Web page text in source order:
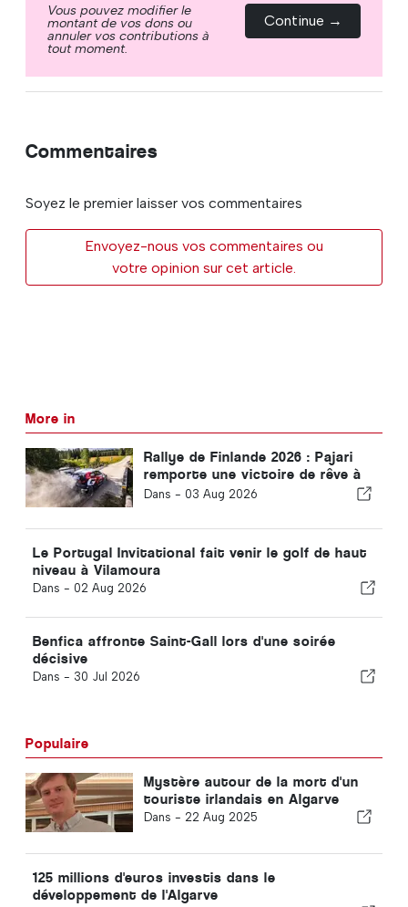
Vous pouvez modifier le
montant de vos dons ou
annuler vos contributions à
tout moment.
Continue →
Commentaires
Soyez le premier laisser vos commentaires
Envoyez-nous vos commentaires ou
votre opinion sur cet article.
More in
Rallye de Finlande 2026 : Pajari
remporte une victoire de rêve à
domicile
Dans - 03 Aug 2026
Le Portugal Invitational fait venir le golf de haut
niveau à Vilamoura
Dans - 02 Aug 2026
Benfica affronte Saint-Gall lors d'une soirée
décisive
Dans - 30 Jul 2026
Populaire
Mystère autour de la mort d'un
touriste irlandais en Algarve
Dans - 22 Aug 2025
125 millions d'euros investis dans le
développement de l'Algarve